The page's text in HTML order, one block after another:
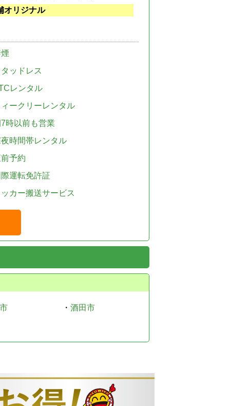
オリジナル
ッドレス
レンタル
ークリーレンタル
時以前も営業
時間帯レンタル
予約
運転免許証
カー搬送サービス
・ 酒田市